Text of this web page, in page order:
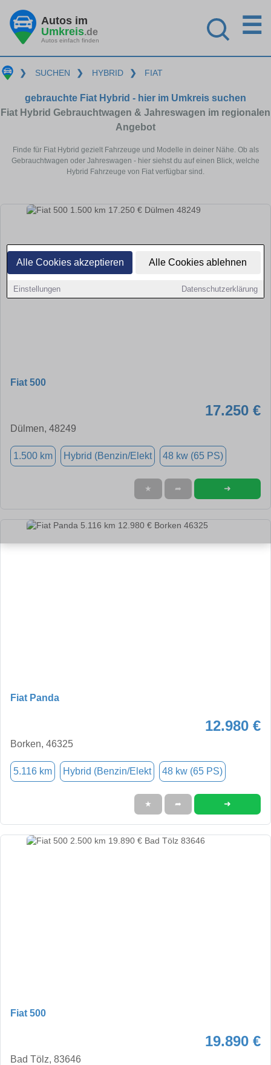
Alle Cookies akzeptieren Alle Cookies ablehnen
Einstellungen Datenschutzerklärung
Autos im
Umkreis.de
Autos einfach finden
☰
❯ SUCHEN ❯ HYBRID ❯ FIAT
gebrauchte Fiat Hybrid - hier im Umkreis suchen
Fiat Hybrid Gebrauchtwagen & Jahreswagen im regionalen
Angebot
Finde für Fiat Hybrid gezielt Fahrzeuge und Modelle in deiner Nähe. Ob als
Gebrauchtwagen oder Jahreswagen - hier siehst du auf einen Blick, welche
Hybrid Fahrzeuge von Fiat verfügbar sind.
Fiat 500
17.250 €
Dülmen, 48249
1.500 km Hybrid (Benzin/Elekt 48 kw (65 PS)
★ ➦ ➜
Fiat Panda
12.980 €
Borken, 46325
5.116 km Hybrid (Benzin/Elekt 48 kw (65 PS)
★ ➦ ➜
Fiat 500
19.890 €
Bad Tölz, 83646